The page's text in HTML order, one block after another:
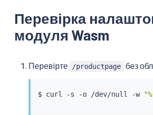
Перевірка
модуля Wasm
Перевірте /productpage без
$ curl -s -o /dev/null -w